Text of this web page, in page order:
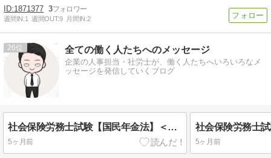
1871377 3
週間IN:1 週間OUT:9 月間IN:2
26 全ての働く人たちへのメッセージ
企業の人事担当・社労士が、働く人たちへいろいろなメ
ッセージを発信していくブログ
社会保険労務士試験【国民年金法】＜令和７年第１０問＞
5ヶ月前 5ヶ月前